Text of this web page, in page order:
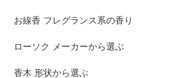
お線香 フレグランス系の香り
ローソク メーカーから選ぶ
香木 形状から選ぶ